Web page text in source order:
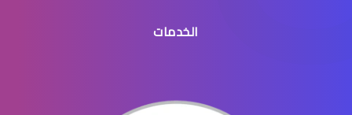
عيون الاطفال الخدجالخدمات